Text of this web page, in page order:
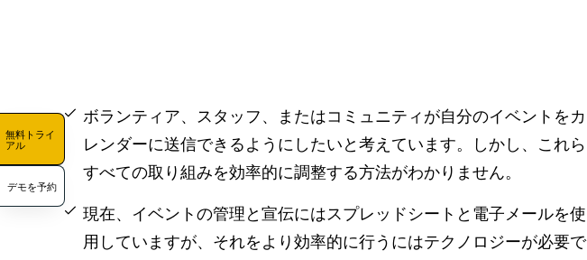
無料トライ
アル
デモを予約
ボランティア、スタッフ、またはコミュニティが自分のイベントをカ
レンダーに送信できるようにしたいと考えています。しかし、これら
すべての取り組みを効率的に調整する方法がわかりません。
現在、イベントの管理と宣伝にはスプレッドシートと電子メールを使
用していますが、それをより効率的に行うにはテクノロジーが必要で